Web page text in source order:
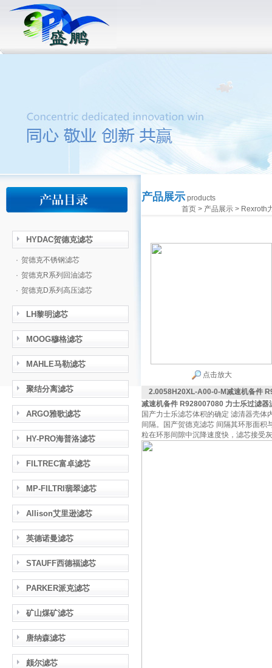
HYDAC贺德克滤芯
· 贺德克不锈钢滤芯
· 贺德克R系列回油滤芯
· 贺德克D系列高压滤芯
LH黎明滤芯
MOOG穆格滤芯
MAHLE马勒滤芯
聚结分离滤芯
ARGO雅歌滤芯
HY-PRO海普洛滤芯
FILTREC富卓滤芯
MP-FILTRI翡翠滤芯
Allison艾里逊滤芯
英德诺曼滤芯
STAUFF西德福滤芯
PARKER派克滤芯
矿山煤矿滤芯
唐纳森滤芯
颇尔滤芯
产品展示 products
首页 > 产品展示 > Rexroth
点击放大
2.0058H20XL-A00-0-M减速机备件
减速机备件 R928007080 力士乐过滤器
国产力士乐滤芯体积的确定 滤清器壳
间隔。国产贺德克滤芯 间隔其环形面积
粒在环形间隙中沉降速度快，滤芯接受